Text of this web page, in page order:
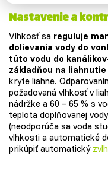
Nastavenie a
Vlhkosť sa reguluje
dolievania vody do
túto vodu do
základňou na liahnutie
kryte liahne.
požadovaná vlhkosť v
nádržke a 60 – 65 % s
teplota doplňovanej
(neodporúča sa voda
vlhkosti a automatické
prikúpiť automatický